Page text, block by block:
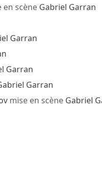
en scène Gabriel Garran
Garran
Garran
Garran
mise en scène Gabriel